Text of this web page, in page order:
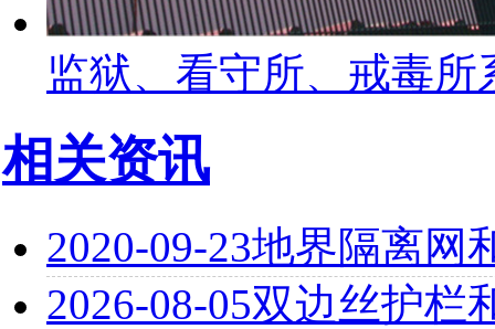
监狱、看守所、戒毒所
相关资讯
2020-09-23地界隔离网
2026-08-05双边丝护栏